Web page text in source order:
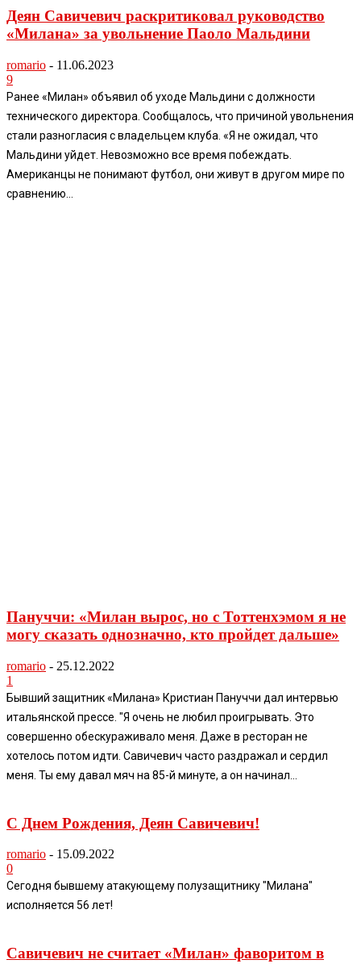
Деян Савичевич раскритиковал руководство
«Милана» за увольнение Паоло Мальдини
romario - 11.06.2023
9
Ранее «Милан» объявил об уходе Мальдини с должности
технического директора. Сообщалось, что причиной увольнения
стали разногласия с владельцем клуба. «Я не ожидал, что
Мальдини уйдет. Невозможно все время побеждать.
Американцы не понимают футбол, они живут в другом мире по
сравнению...
Пануччи: «Милан вырос, но с Тоттенхэмом я не
могу сказать однозначно, кто пройдет дальше»
romario - 25.12.2022
1
Бывший защитник «Милана» Кристиан Пануччи дал интервью
итальянской прессе. "Я очень не любил проигрывать. Это
совершенно обескураживало меня. Даже в ресторан не
хотелось потом идти. Савичевич часто раздражал и сердил
меня. Ты ему давал мяч на 85-й минуте, а он начинал...
С Днем Рождения, Деян Савичевич!
romario - 15.09.2022
0
Сегодня бывшему атакующему полузащитнику "Милана"
исполняется 56 лет!
Савичевич не считает «Милан» фаворитом в